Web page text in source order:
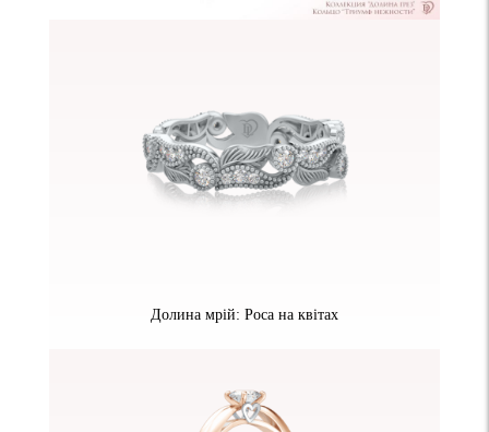
Долина мрій: Роса на квітах